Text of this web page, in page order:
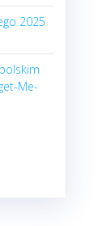
2025
Me-